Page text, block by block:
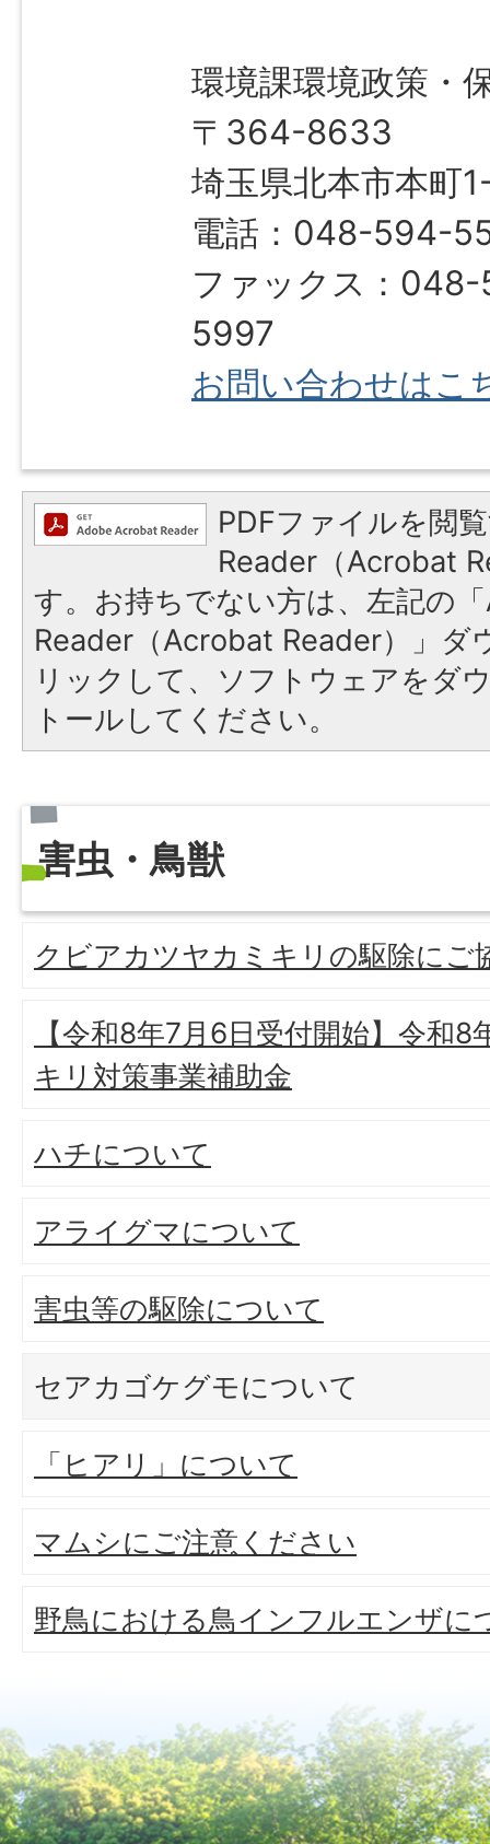
環境課環境政策・
〒364-8633
埼玉県北本市本町
電話：048-594-
ファックス：
5997
お問い合わせはこ
PDFファイルを閲
Reader（Acrobat
す。お持ちでない方は、左記の
Reader（Acrobat Reader）」ダ
リックして、ソフトウェアをダ
トールしてください。
害虫・鳥獣
クビアカツヤカミキリの駆除にご
【令和8年7月6日受付開始】令和
キリ対策事業補助金
ハチについて
アライグマについて
害虫等の駆除について
セアカゴケグモについて
「ヒアリ」について
マムシにご注意ください
野鳥における鳥インフルエンザに